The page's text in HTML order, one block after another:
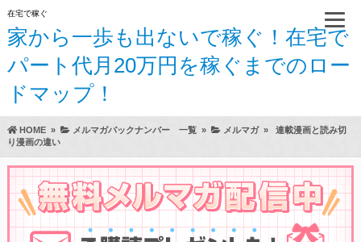
在宅で稼ぐ
家から一歩も出ないで稼ぐ！在宅で
パート代月20万円を稼ぐまでのロー
ドマップ！
HOME» メルマガバックナンバー 一覧» メルマガ»
連載漫画と読み切
り漫画の違い